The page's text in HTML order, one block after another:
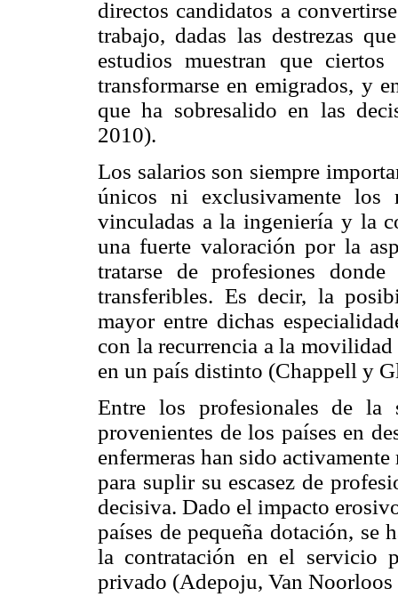
directos candidatos a
trabajo, dadas las destrezas
estudios muestran que
transformarse en emigrados, y
que ha sobresalido en las
2010).
Los salarios son siempre
únicos ni exclusivamente los
vinculadas a la ingeniería y la
una fuerte valoración por la
tratarse de profesiones
transferibles. Es decir, la
mayor entre dichas
con la recurrencia a la
en un país distinto (Chappell y
Entre los profesionales de la
provenientes de los países en
enfermeras han sido
para suplir su escasez de
decisiva. Dado el impacto
países de pequeña dotación, se
la contratación en el servicio
privado (Adepoju, Van